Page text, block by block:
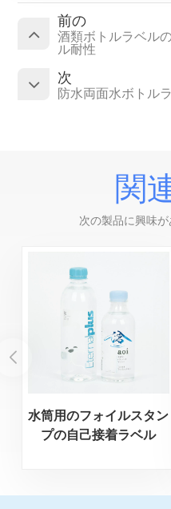
前の
酒類ボトルラベル
ル耐性
次
防水両面水ボトル
関
次の製品に興味が
水筒用のフォイルスタン
プの自己接着ラベル